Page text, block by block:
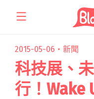
2015-05-06・ 新聞
科技展、
行！Wake